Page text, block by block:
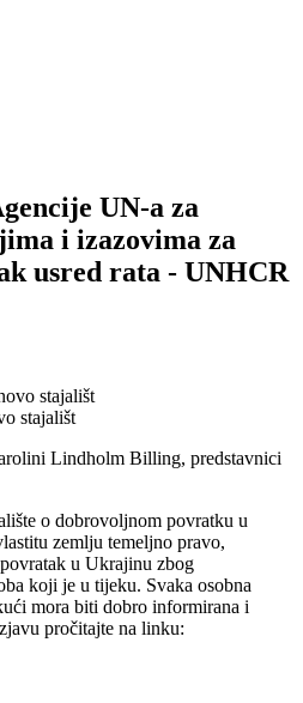
UN-a za
i izazovima za
usred rata - UNHCR
stajališt
Lindholm Billing, predstavnici
o dobrovoljnom povratku u
zemlju temeljno pravo,
u Ukrajinu zbog
koji je u tijeku. Svaka osobna
mora biti dobro informirana i
pročitajte na linku: